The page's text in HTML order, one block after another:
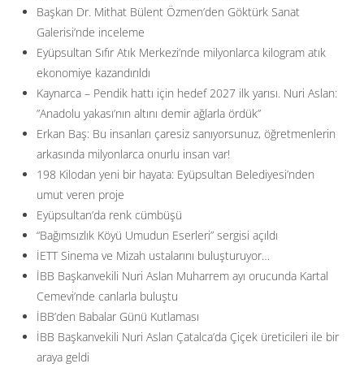
Başkan Dr. Mithat Bülent Özmen’den Göktürk Sanat
Galerisi’nde inceleme
Eyüpsultan Sıfır Atık Merkezi’nde milyonlarca kilogram atık
ekonomiye kazandırıldı
Kaynarca – Pendik hattı için hedef 2027 ilk yarısı. Nuri Aslan:
”Anadolu yakası’nın altını demir ağlarla ördük”
Erkan Baş: Bu insanları çaresiz sanıyorsunuz, öğretmenlerin
arkasında milyonlarca onurlu insan var!
198 Kilodan yeni bir hayata: Eyüpsultan Belediyesi’nden
umut veren proje
Eyüpsultan’da renk cümbüşü
“Bağımsızlık Köyü Umudun Eserleri” sergisi açıldı
İETT Sinema ve Mizah ustalarını buluşturuyor…
İBB Başkanvekili Nuri Aslan Muharrem ayı orucunda Kartal
Cemevi’nde canlarla buluştu
İBB’den Babalar Günü Kutlaması
İBB Başkanvekili Nuri Aslan Çatalca’da Çiçek üreticileri ile bir
araya geldi